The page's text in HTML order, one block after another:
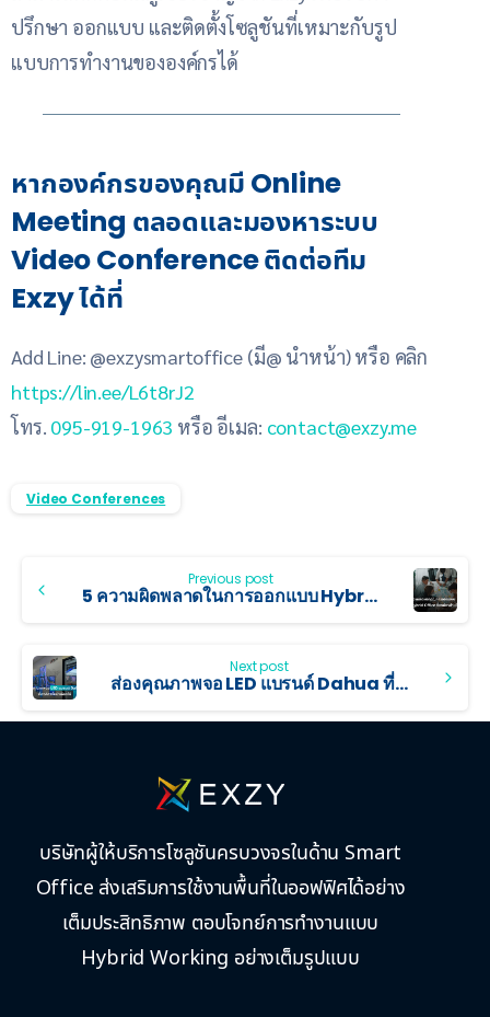
ปรึกษา ออกแบบ และติดตั้งโซลูชันที่เหมาะกับรูป
แบบการทำงานขององค์กรได้
หากองค์กรของคุณมี Online
Meeting ตลอดและมองหาระบบ
Video Conference ติดต่อทีม
Exzy ได้ที่
Add Line: @exzysmartoffice (มี@ นำหน้า) หรือ คลิก
https://lin.ee/L6t8rJ2
โทร. 095-919-1963 หรือ อีเมล: contact@exzy.me
Video Conferences
Previous post
5 ความผิดพลาดในการออกแบบ Hybrid Office ที่องค์กรส่วนใหญ่เจอ
Next post
ส่องคุณภาพจอ LED แบรนด์ Dahua ที่องค์กรชั้นนำเลือกใช้
บริษัทผู้ให้บริการโซลูชันครบวงจรในด้าน Smart
Office ส่งเสริมการใช้งานพื้นที่ในออฟฟิศได้อย่าง
เต็มประสิทธิภาพ ตอบโจทย์การทำงานแบบ
Hybrid Working อย่างเต็มรูปแบบ